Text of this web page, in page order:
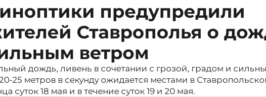
предупредили
Ставрополья о
ветром
дождь, ливень в сочетании с грозой, градом и
25 метров в секунду ожидается местами в
суток 18 мая и в течение суток 19 и 20 мая.